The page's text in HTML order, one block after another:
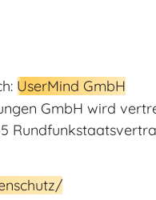
UserMind GmbH
GmbH wird